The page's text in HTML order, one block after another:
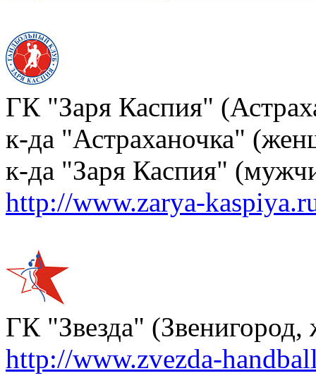
ГК "Заря Каспия"
к-да "Астраханочка"
к-да "Заря Каспия"
http://www.zarya-
ГК "Звезда"
http://www.zvezda-